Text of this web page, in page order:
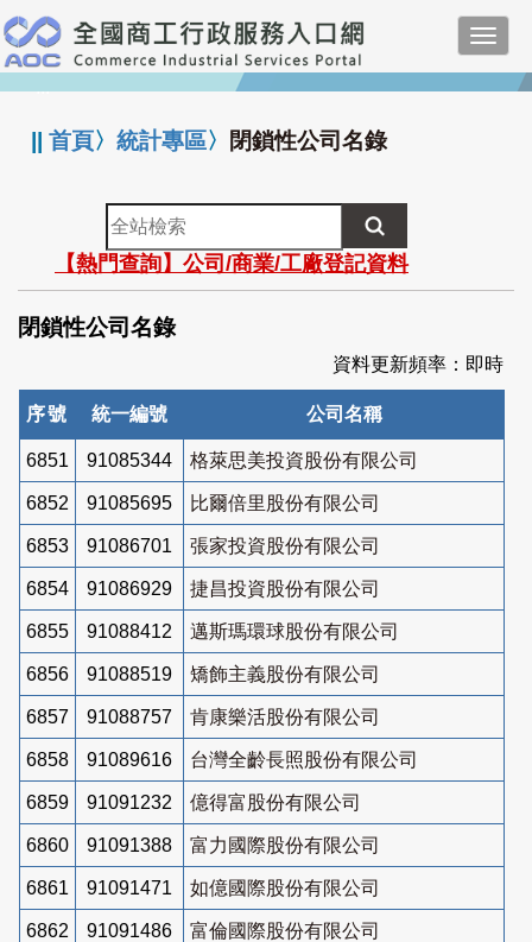
跳
到
主
要
:::
||首頁〉統計專區〉 閉鎖性公司名錄
全
站
檢
索
【熱門查詢】公司/商業/工廠登記資料
閉鎖性公司名錄
資料更新頻率：即時
序號 統一編號 公司名稱
6851 91085344 格萊思美投資股份有限公司
6852 91085695 比爾倍里股份有限公司
6853 91086701 張家投資股份有限公司
6854 91086929 捷昌投資股份有限公司
6855 91088412 邁斯瑪環球股份有限公司
6856 91088519 矯飾主義股份有限公司
6857 91088757 肯康樂活股份有限公司
6858 91089616 台灣全齡長照股份有限公司
6859 91091232 億得富股份有限公司
6860 91091388 富力國際股份有限公司
6861 91091471 如億國際股份有限公司
6862 91091486 富倫國際股份有限公司